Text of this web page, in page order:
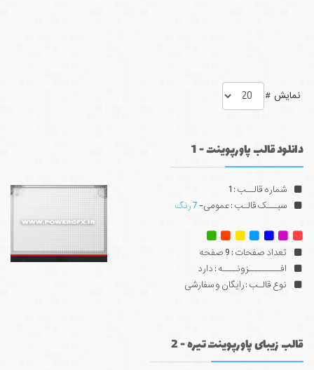
نمایش #
دانلود قالب پاورپوینت - 1
شماره قالــب : 1
سبـــک قالـب : عمومی-7 رنگ
تعداد صفحات : 9 صفحه
افـــــــــزونــــه : دارد
نوع قالـب : رایگان و سفارشی
قالب زیبای پاورپوینت تیره - 2